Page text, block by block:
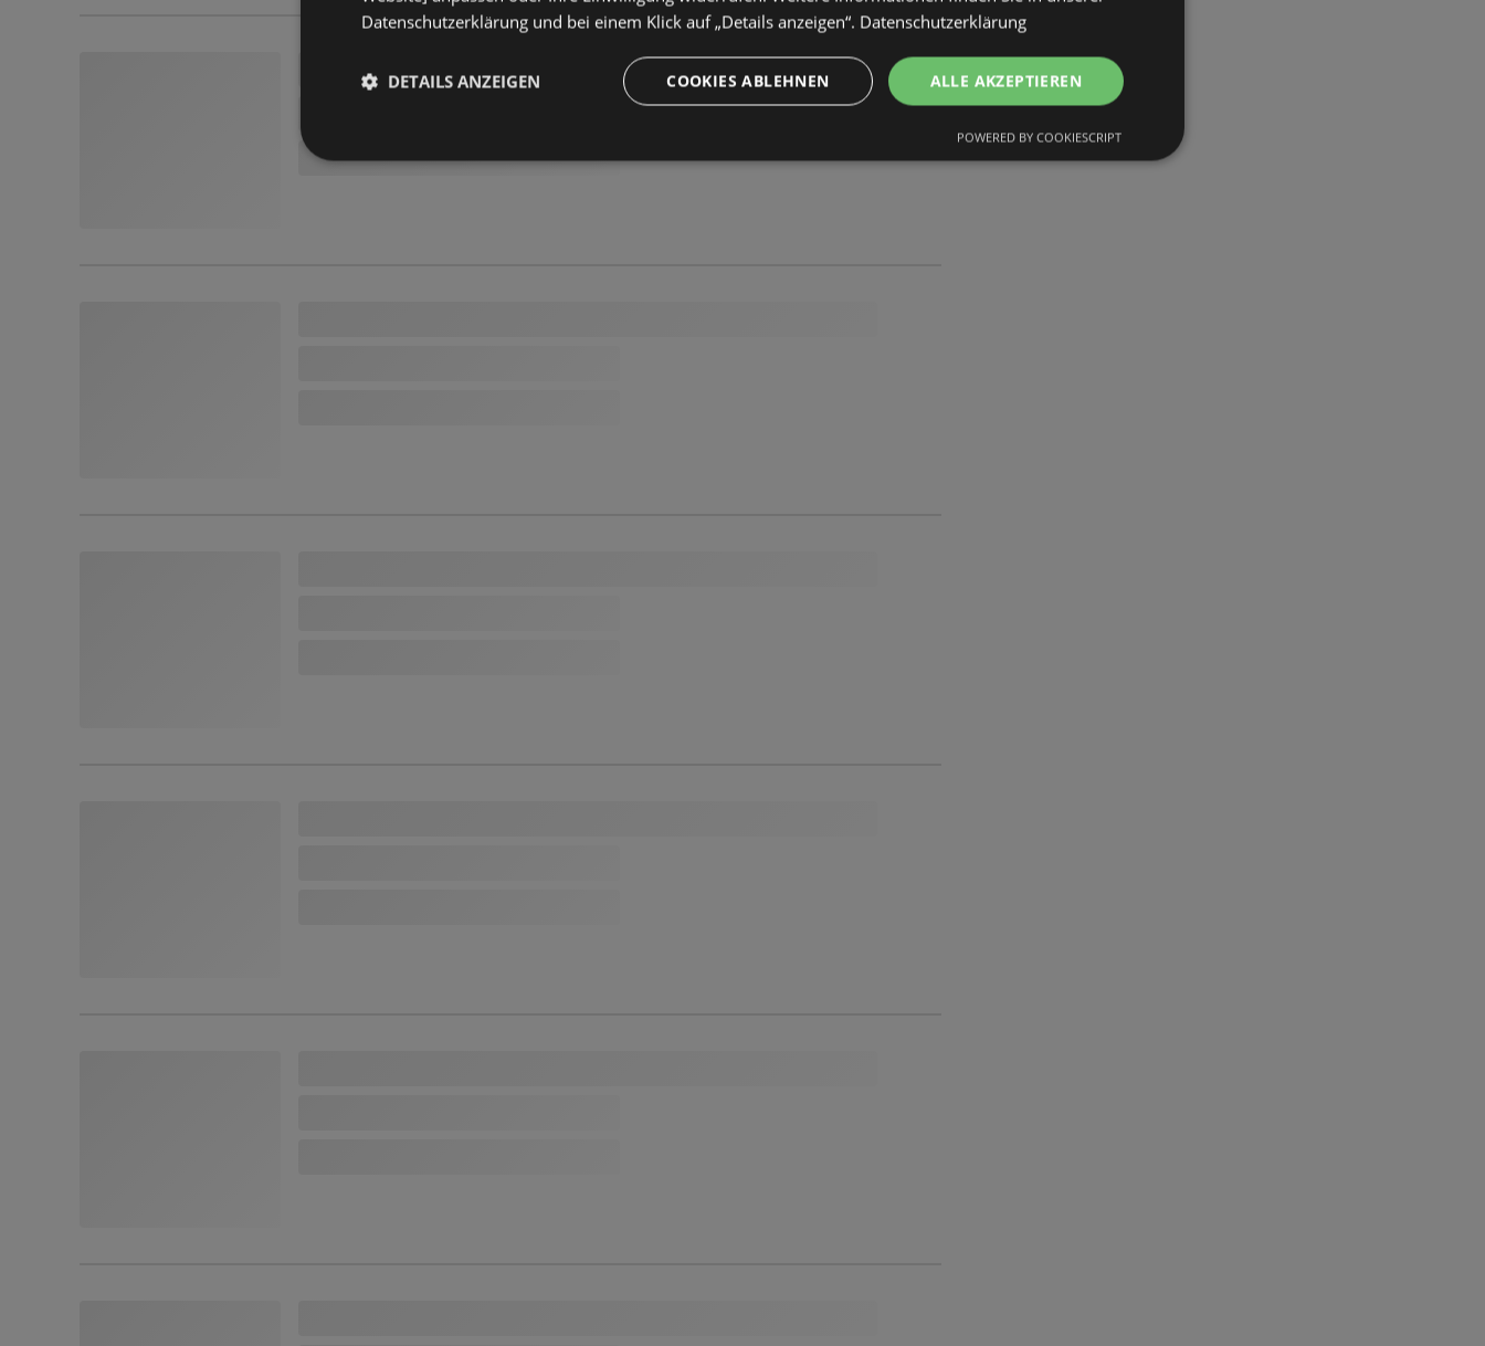
Datenschutzerklärung und bei einem Klick auf „Details anzeigen“. Datenschutzerklärung
ALLE AKZEPTIEREN
COOKIES ABLEHNEN
DETAILS ANZEIGEN
POWERED BY COOKIESCRIPT